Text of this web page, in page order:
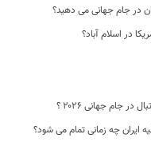
در جام جهانی می دهید؟
در اسلام آباد؟
جام جهانی ۲۰۲۶ ؟
ایران چه زمانی تمام می شود؟